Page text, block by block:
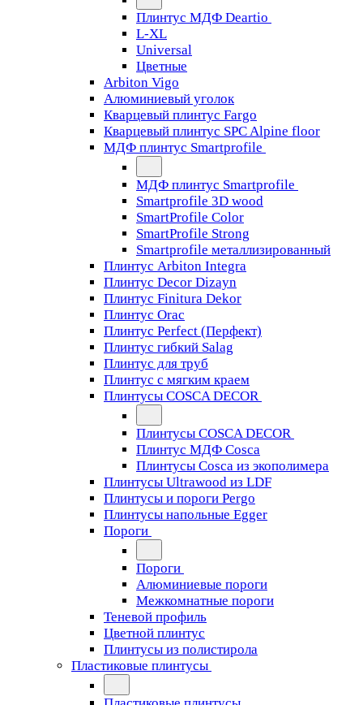
Плинтус МДФ Deartio
L-XL
Universal
Цветные
Arbiton Vigo
Алюминиевый уголок
Кварцевый плинтус Fargo
Кварцевый плинтус SPC Alpine floor
МДФ плинтус Smartprofile
МДФ плинтус Smartprofile
Smartprofile 3D wood
SmartProfile Color
SmartProfile Strong
Smartprofile металлизированный
Плинтус Arbiton Integra
Плинтус Decor Dizayn
Плинтус Finitura Dekor
Плинтус Orac
Плинтус Perfect (Перфект)
Плинтус гибкий Salag
Плинтус для труб
Плинтус с мягким краем
Плинтусы COSCA DECOR
Плинтусы COSCA DECOR
Плинтус МДФ Cosca
Плинтусы Cosca из экополимера
Плинтусы Ultrawood из LDF
Плинтусы и пороги Pergo
Плинтусы напольные Egger
Пороги
Пороги
Алюминиевые пороги
Межкомнатные пороги
Теневой профиль
Цветной плинтус
Плинтусы из полистирола
Пластиковые плинтусы